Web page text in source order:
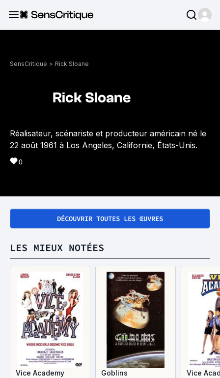
SensCritique > Rick Sloane
Rick Sloane
Réalisateur, scénariste et producteur américain né le
22 août 1961 à Los Angeles, Californie, États-Unis.
0
DÉCOUVRIR TOUTES LES ŒUVRES
LES MIEUX NOTÉES
Vice Academy Goblins
Vice